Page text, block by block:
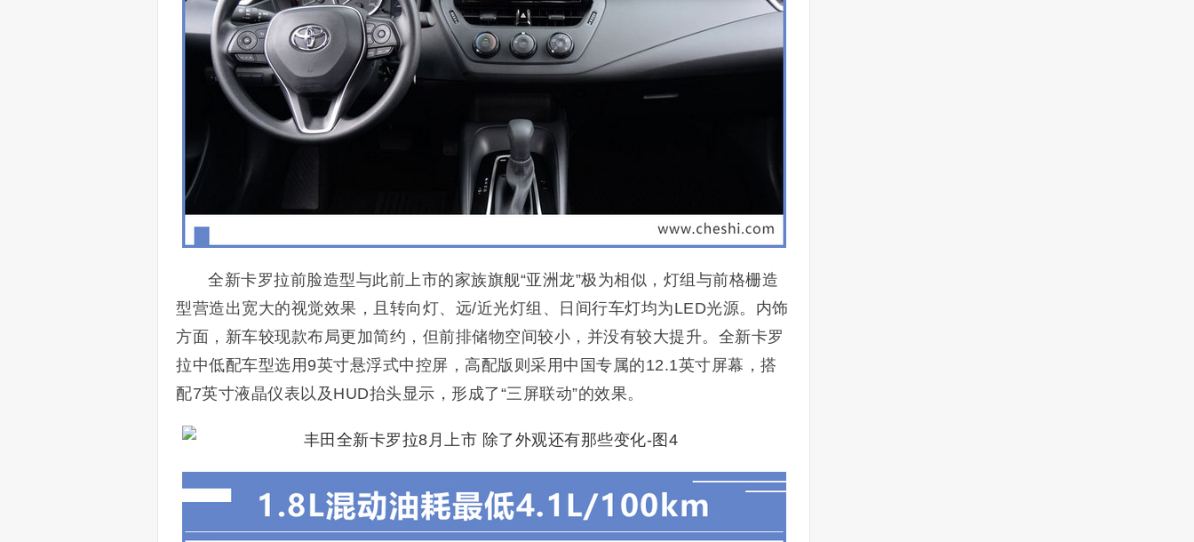
全新卡罗拉前脸造型与此前上市的家族旗舰“亚洲龙”极为相似，灯组与前格栅造
型营造出宽大的视觉效果，且转向灯、远/近光灯组、日间行车灯均为LED光源。内饰
方面，新车较现款布局更加简约，但前排储物空间较小，并没有较大提升。全新卡罗
拉中低配车型选用9英寸悬浮式中控屏，高配版则采用中国专属的12.1英寸屏幕，搭
配7英寸液晶仪表以及HUD抬头显示，形成了“三屏联动”的效果。